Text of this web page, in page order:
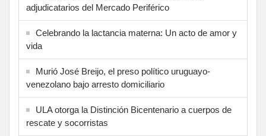
adjudicatarios del Mercado Periférico
Celebrando la lactancia materna: Un acto de amor y
vida
Murió José Breijo, el preso político uruguayo-
venezolano bajo arresto domiciliario
ULA otorga la Distinción Bicentenario a cuerpos de
rescate y socorristas